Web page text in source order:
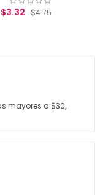
$4.75
mayores a $30,